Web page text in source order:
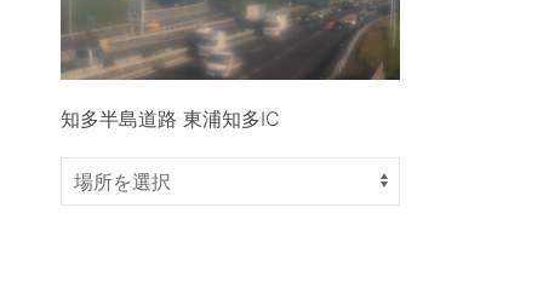
知多半島道路 東浦知多IC